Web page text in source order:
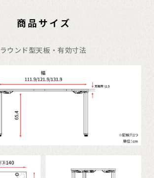
ラウンド型天板・有効寸法